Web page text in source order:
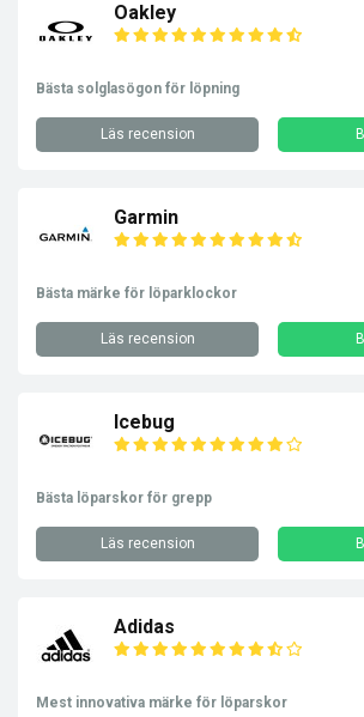
Oakley
Bästa solglasögon för löpning
Läs recension
Garmin
Bästa märke för löparklockor
Läs recension
Icebug
Bästa löparskor för grepp
Läs recension
Adidas
Mest innovativa märke för löparskor